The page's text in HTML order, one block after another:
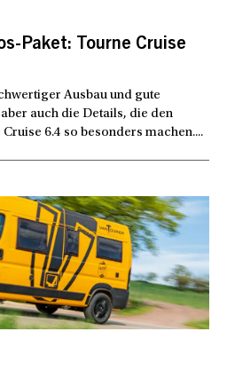
Paket: Tourne Cruise
Ausbau und gute
auch die Details, die den
6.4 so besonders machen....